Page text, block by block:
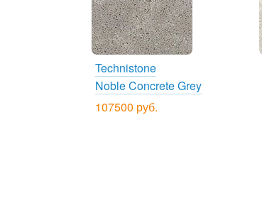
Technistone
Noble Concrete Grey
107500 руб.